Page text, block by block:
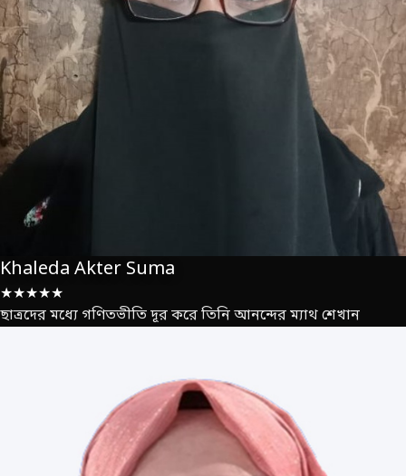
Khaleda Akter Suma
★★★★★
ছাত্রদের মধ্যে গণিতভীতি দূর করে তিনি আনন্দের ম্যাথ শেখান